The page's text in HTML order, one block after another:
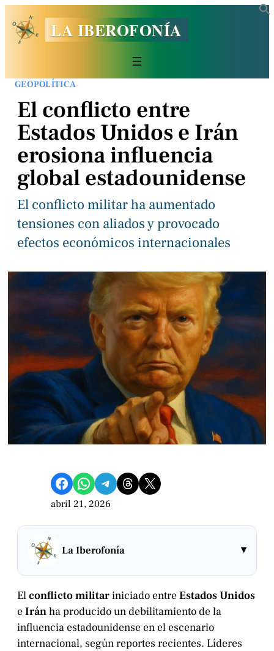
LA IBEROFONÍA
GEOPOLÍTICA
El conflicto entre
Estados Unidos e Irán
erosiona influencia
global estadounidense
El conflicto militar ha aumentado
tensiones con aliados y provocado
efectos económicos internacionales
Compartir en Facebook Compartir en WhatsApp Compartir en Telegram Share on Threads Compartir en X
abril 21, 2026
La Iberofonía ▾
Elconflicto militariniciado entreEstados Unidos
eIránha producido un debilitamiento de la
influencia estadounidense en el escenario
internacional, según reportes recientes. Líderes